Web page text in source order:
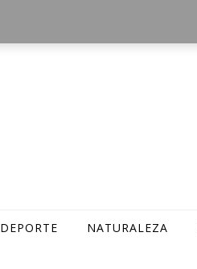
DEPORTE NATURALEZA